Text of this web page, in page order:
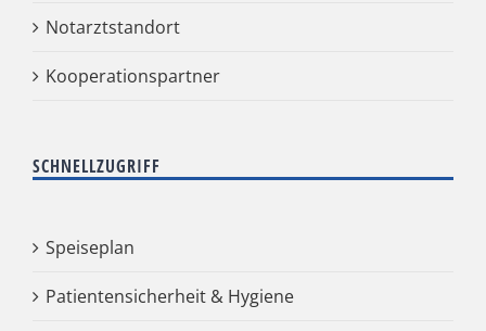
Notarztstandort
Kooperationspartner
SCHNELLZUGRIFF
Speiseplan
Patientensicherheit & Hygiene